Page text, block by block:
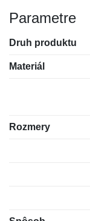
Parametre
Druh produktu
Materiál
Rozmery